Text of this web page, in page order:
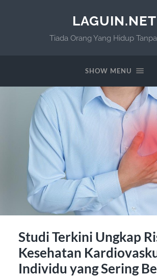
LAGUIN.NET
Tiada Orang Yang Hidup
SHOW MENU
Studi Terkini Ungkap
Kesehatan
Individu yang Sering